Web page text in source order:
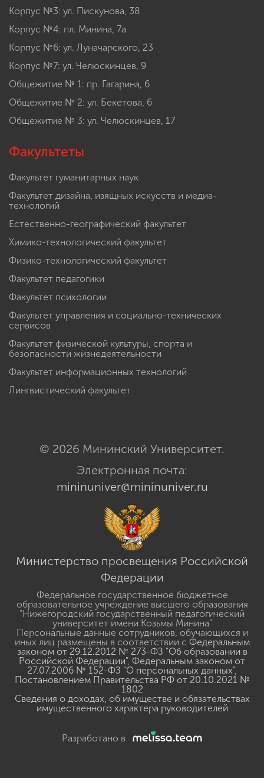
Корпус №3: ул. Пискунова, 38
Корпус №4: пл. Минина, 7а
Корпус №6: ул. Луначарского, 23
Корпус №7: ул. Челюскинцев, 9
Общежитие № 1: пр. Гагарина, 6
Общежитие № 2: ул. Бекетова, 6
Общежитие № 3: ул. Челюскинцев, 17
Факультеты
Факультет гуманитарных наук
Факультет дизайна, изящных искусств и медиа-
технологий
Естественно-географический факультет
Химико-технологический факультет
Физико-технологический факультет
Факультет педагогики
Факультет психологии
Факультет управления и социально-технических
сервисов
Факультет физической культуры, спорта и
безопасности жизнедеятельности
Факультет информационных технологий
Лингвистический факультет
© 2026 Мининский Университет.
Электронная почта:
mininuniver@mininuniver.ru
Министерство просвещения Российской
Федерации
Федеральное государственное бюджетное
образовательное учреждение высшего образования
"Нижегородский государственный педагогический
университет имени Козьмы Минина"
Персональные данные сотрудников, обучающихся и
иных лиц размещены в соответствии с Федеральным
законом от 29.12.2012 № 273-ФЗ "Об образовании в
Российской Федерации", Федеральным законом от
27.07.2006 № 152-ФЗ "О персональных данных",
Постановлением Правительства РФ от 20.10.2021 №
1802
Сведения о доходах, об имуществе и обязательствах
имущественного характера руководителей
Разработано в